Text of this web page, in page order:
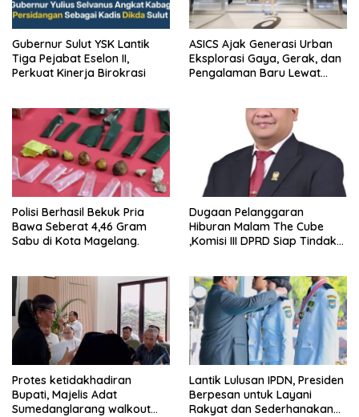
Gubernur Sulut YSK Lantik
Tiga Pejabat Eselon II,
Perkuat Kinerja Birokrasi
ASICS Ajak Generasi Urban
Eksplorasi Gaya, Gerak, dan
Pengalaman Baru Lewat
Polisi Berhasil Bekuk Pria
Bawa Seberat 4,46 Gram
Sabu di Kota Magelang.
Dugaan Pelanggaran
Hiburan Malam The Cube
,Komisi III DPRD Siap Tindak
Protes ketidakhadiran
Bupati, Majelis Adat
Sumedanglarang walkout
Lantik Lulusan IPDN, Presiden
Berpesan untuk Layani
Rakyat dan Sederhanakan